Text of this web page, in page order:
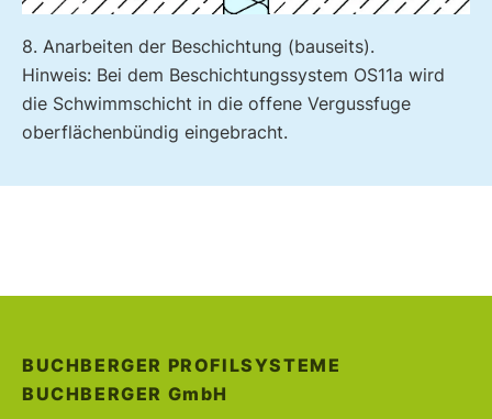
8. Anarbeiten der Beschichtung (bauseits).
Hinweis: Bei dem Beschichtungssystem OS11a wird
die Schwimmschicht in die offene Vergussfuge
oberflächenbündig eingebracht.
BUCHBERGER PROFILSYSTEME
BUCHBERGER GmbH